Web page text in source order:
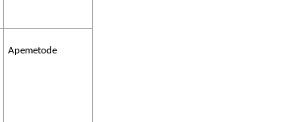
Apemetode